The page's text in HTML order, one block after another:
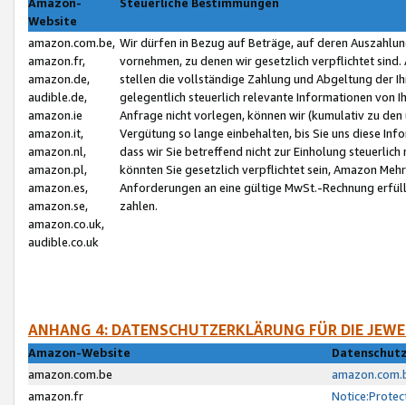
Website
amazon.com.be,
amazon.fr,
amazon.de,
audible.de,
amazon.ie
amazon.it,
amazon.nl,
amazon.pl,
amazon.es,
amazon.se,
amazon.co.uk,
audible.co.uk
Wir dürfen in Bezug auf Beträge, auf deren
vornehmen, zu denen wir gesetzlich verpflichtet
stellen die vollständige Zahlung und Abgeltung der
gelegentlich steuerlich relevante Informationen von
Anfrage nicht vorlegen, können wir (kumulativ zu
Vergütung so lange einbehalten, bis Sie uns diese
dass wir Sie betreffend nicht zur Einholung
könnten Sie gesetzlich verpflichtet sein, Amazon
Anforderungen an eine gültige MwSt.-Rechnung
zahlen.
ANHANG 4: DATENSCHUTZERKLÄRUNG FÜR DIE
Amazon-Website
amazon.com.be
amazon.fr